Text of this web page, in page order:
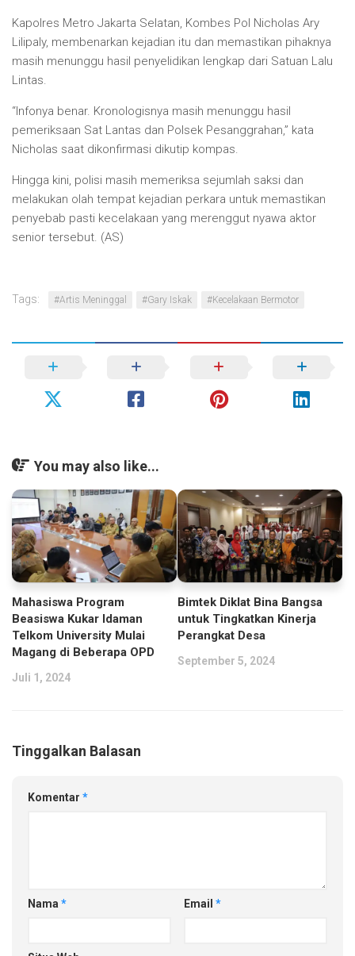
Kapolres Metro Jakarta Selatan, Kombes Pol Nicholas Ary
Lilipaly, membenarkan kejadian itu dan memastikan pihaknya
masih menunggu hasil penyelidikan lengkap dari Satuan Lalu
Lintas.
“Infonya benar. Kronologisnya masih menunggu hasil
pemeriksaan Sat Lantas dan Polsek Pesanggrahan,” kata
Nicholas saat dikonfirmasi dikutip kompas.
Hingga kini, polisi masih memeriksa sejumlah saksi dan
melakukan olah tempat kejadian perkara untuk memastikan
penyebab pasti kecelakaan yang merenggut nyawa aktor
senior tersebut. (AS)
Tags: #Artis Meninggal #Gary Iskak #Kecelakaan Bermotor
You may also like...
Mahasiswa Program
Beasiswa Kukar Idaman
Telkom University Mulai
Magang di Beberapa OPD
Juli 1, 2024
Bimtek Diklat Bina Bangsa
untuk Tingkatkan Kinerja
Perangkat Desa
September 5, 2024
Tinggalkan Balasan
Komentar *
Nama * Email *